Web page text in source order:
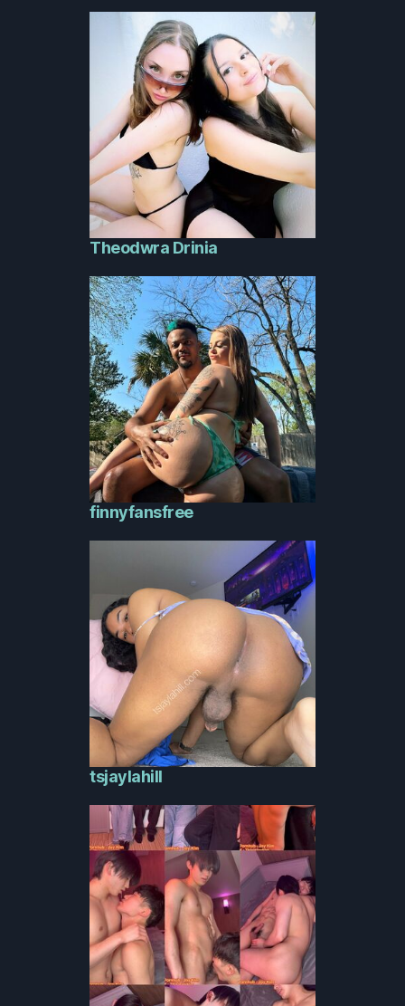
Theodwra Drinia
finnyfansfree
tsjaylahill